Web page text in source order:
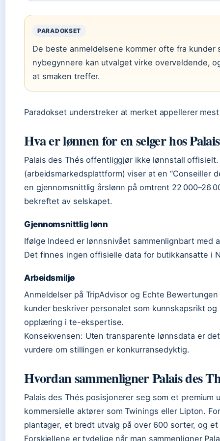
PARADOKSET
De beste anmeldelsene kommer ofte fra
nybegynnere kan utvalget virke overveldende,
at smaken treffer.
Paradokset understreker at merket appellerer
Hva er lønnen for en selger hos
Palais des Thés offentliggjør ikke lønnstall
(arbeidsmarkedsplattform) viser at en “Conseiller
en gjennomsnittlig årslønn på omtrent 22 000–26
bekreftet av selskapet.
Gjennomsnittlig lønn
Ifølge Indeed er lønnsnivået sammenlignbart med
Det finnes ingen offisielle data for butikkansatte i
Arbeidsmiljø
Anmeldelser på TripAdvisor og Echte
kunder beskriver personalet som kunnskapsrikt
opplæring i te-ekspertise.
Konsekvensen: Uten transparente lønnsdata er
vurdere om stillingen er konkurransedyktig.
Hvordan sammenligner Palais des
Palais des Thés posisjonerer seg som et
kommersielle aktører som Twinings eller Lipton.
plantager, et bredt utvalg på over 600 sorter, og
Forskjellene er tydelige når man sammenligner